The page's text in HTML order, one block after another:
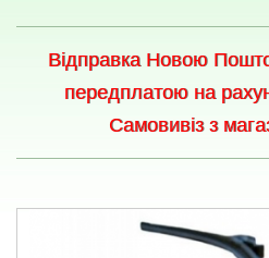
Відправка Новою
передплатою на
Самовивіз з